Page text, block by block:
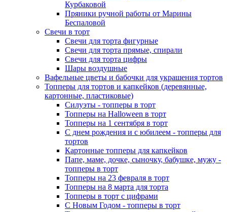
Курбаковой
Пряники ручной работы от Марины
Беспаловой
Свечи в торт
Свечи для торта фигурные
Свечи для торта прямые, спирали
Свечи для торта цифры
Шары воздушные
Вафельные цветы и бабочки для украшения тортов
Топперы для тортов и капкейков (деревянные,
картонные, пластиковые)
Силуэты - топперы в торт
Топперы на Halloween в торт
Топперы на 1 сентября в торт
С днем рождения и с юбилеем - топперы для
тортов
Картонные топперы для капкейков
Папе, маме, дочке, сыночку, бабушке, мужу -
топперы в торт
Топперы на 23 февраля в торт
Топперы на 8 марта для торта
Топперы в торт с цифрами
С Новым Годом - топперы в торт